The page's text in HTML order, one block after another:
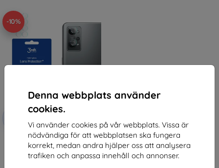
Denna webbplats använder
cookies.
Vi använder cookies på vår webbplats. Vissa är
nödvändiga för att webbplatsen ska fungera
korrekt, medan andra hjälper oss att analysera
trafiken och anpassa innehåll och annonser.
-10%
Rabatt
kupong
3MK Lens Protect Realme GT 2
5G Camera lens protection 4 pcs
136 kr